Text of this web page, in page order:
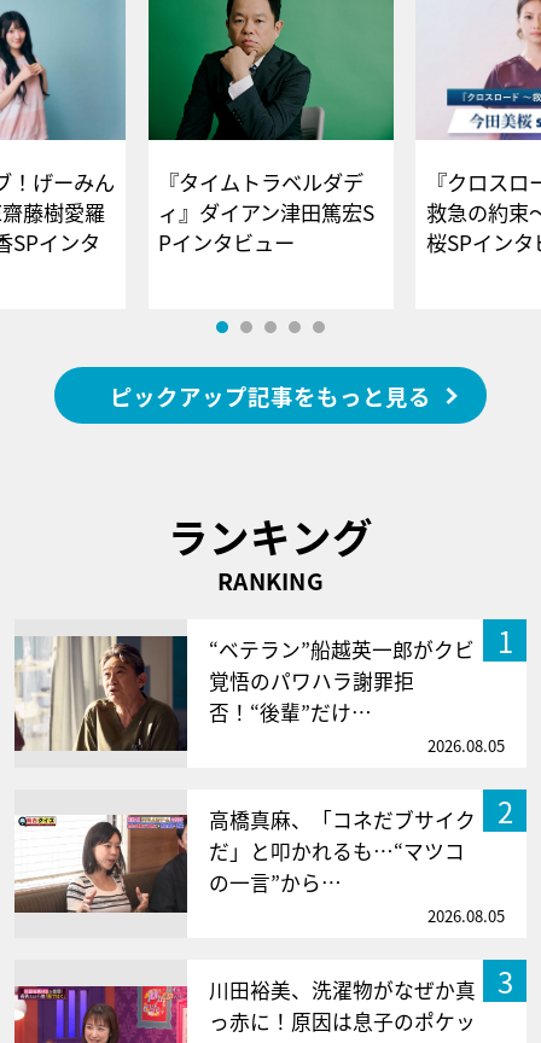
！げーみん
藤樹愛羅
SPインタ
『タイムトラベルダデ
ィ』ダイアン津田篤宏S
Pインタビュー
『クロス
救急の約束
桜SPイ
ピックアップ記事をもっと見る
ランキング
RANKING
1
“ベテラン”船越英一郎がクビ
覚悟のパワハラ謝罪拒
否！“後輩”だけ…
2026.08.05
2
高橋真麻、「コネだブサイク
だ」と叩かれるも…“マツコ
の一言”から…
2026.08.05
3
川田裕美、洗濯物がなぜか真
っ赤に！原因は息子のポケッ